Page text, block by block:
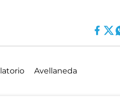
Avellaneda